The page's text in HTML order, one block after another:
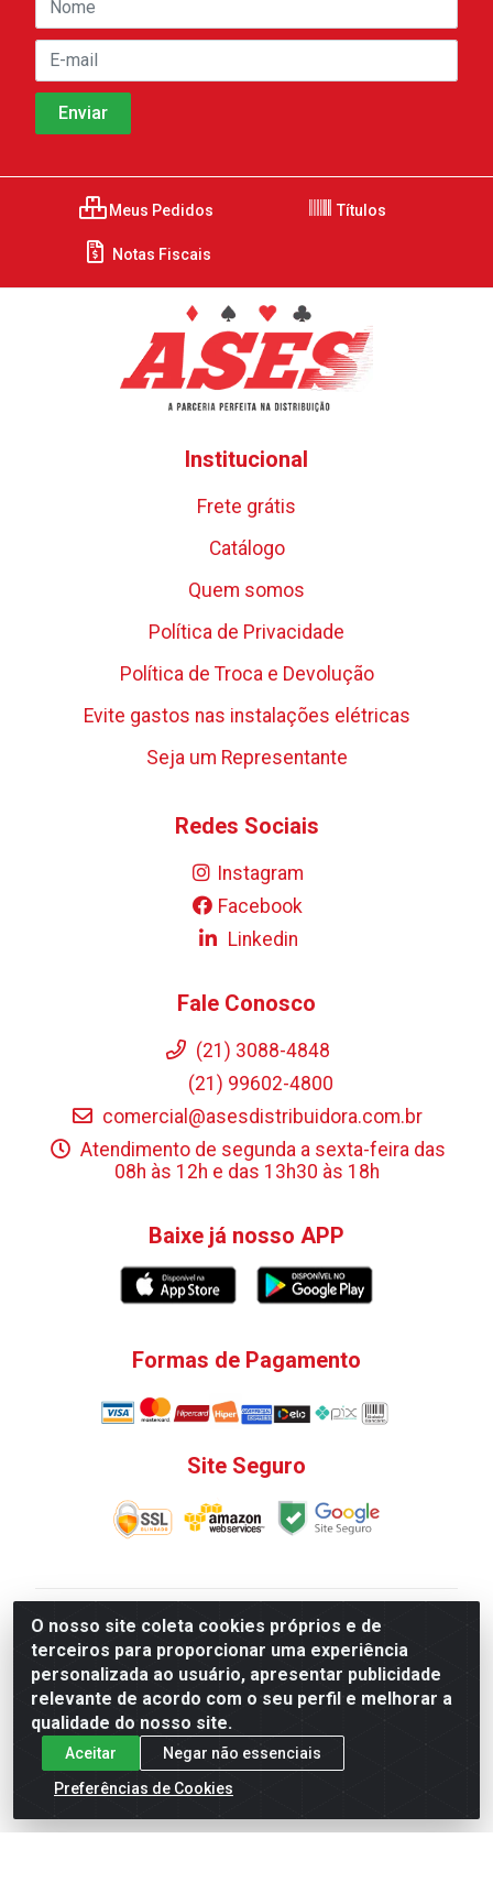
O nosso site coleta cookies próprios e de
terceiros para proporcionar uma experiência
personalizada ao usuário, apresentar publicidade
relevante de acordo com o seu perfil e melhorar a
qualidade do nosso site.
Aceitar
Negar não essenciais
Preferências de Cookies
Meus Pedidos Títulos
Notas Fiscais
Institucional
Frete grátis
Catálogo
Quem somos
Política de Privacidade
Política de Troca e Devolução
Evite gastos nas instalações elétricas
Seja um Representante
Redes Sociais
Instagram
Facebook
Linkedin
Fale Conosco
(21) 3088-4848
(21) 99602-4800
comercial@asesdistribuidora.com.br
Atendimento de segunda a sexta-feira das
08h às 12h e das 13h30 às 18h
Baixe já nosso APP
Formas de Pagamento
Site Seguro
V. C. Ferragens LTDA - Rua do Matoso, 132 - Praça da
Bandeira, Rio de Janeiro/ RJ - CEP 20.270-135 - CNPJ
12.324.723/0001-25
Todas as regras de promoções, descontos, preços e
prazos de pagamento e entrega expostos aqui são
válidos apenas para compras via internet. Preços e
estoque sujeito a alterações sem aviso prévio.